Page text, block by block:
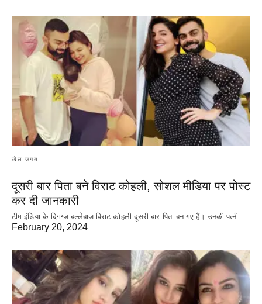
खेल जगत
दूसरी बार‌ पिता बने विराट कोहली, सोशल मीडिया पर पोस्ट
कर दी‌ जानकारी
टीम इंडिया के दिगग्ज बल्लेबाज विराट कोहली दूसरी बार पिता बन गए हैं। उनकी पत्नी…
February 20, 2024